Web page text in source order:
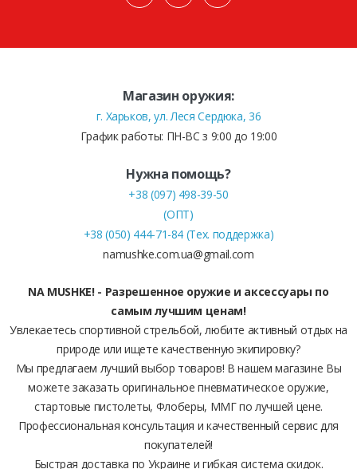
Магазин оружия:
г. Харьков, ул. Леся Сердюка, 36
График работы: ПН-ВС з 9:00 до 19:00
Нужна помощь?
+38 (097) 498-39-50
(ОПТ)
+38 (050) 444-71-84 (Тех. поддержка)
namushke.com.ua@gmail.com
NA MUSHKE! - Разрешенное оружие и аксессуары по
самым лучшим ценам!
Увлекаетесь спортивной стрельбой, любите активный отдых на
природе или ищете качественную экипировку?
Мы предлагаем лучший выбор товаров! В нашем магазине Вы
можете заказать оригинальное пневматическое оружие,
стартовые пистолеты, Флоберы, ММГ по лучшей цене.
Профессиональная консультация и качественный сервис для
покупателей!
Быстрая доставка по Украине и гибкая система скидок.